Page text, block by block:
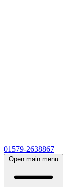
01579-2638867
Open main menu